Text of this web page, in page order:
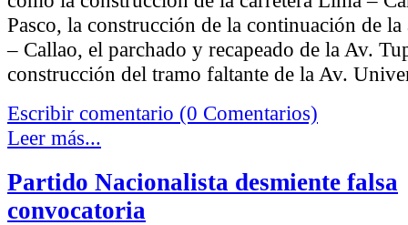
Pasco, la construcción de la continuación de la
– Callao, el parchado y recapeado de la Av.
construcción del tramo faltante de la Av.
Escribir comentario (0 Comentarios)
Leer más...
Partido Nacionalista desmiente falsa
convocatoria